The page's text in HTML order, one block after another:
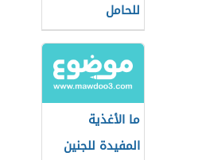
للحامل
ما الأغذية
المفيدة للجنين